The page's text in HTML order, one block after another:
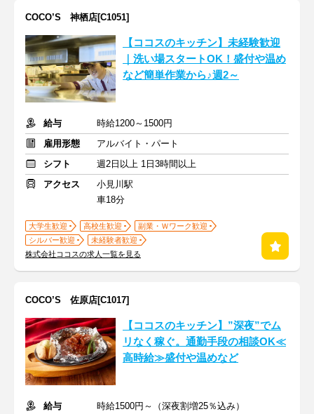
COCO’S 神栖店[C1051]
【ココスのキッチン】未経験歓迎
｜洗い場スタートOK！盛付や温め
など簡単作業から♪週2～
給与
時給1200～1500円
雇用形態
アルバイト・パート
シフト
週2日以上 1日3時間以上
アクセス
小見川駅
車18分
大学生歓迎 高校生歓迎
副業・Ｗワーク歓迎
シルバー歓迎
未経験者歓迎
株式会社ココスの求人一覧を見る
COCO’S 佐原店[C1017]
【ココスのキッチン】”深夜”でム
リなく稼ぐ。通勤手段の相談OK≪
高時給≫盛付や温めなど
給与
時給1500円～（深夜割増25％込み）